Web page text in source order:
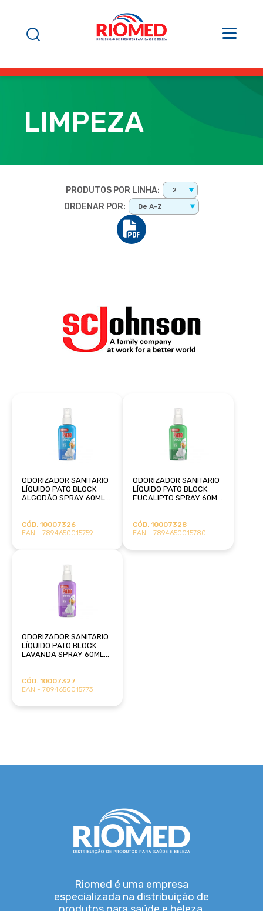
LIMPEZA
PRODUTOS POR LINHA: 2
ORDENAR POR: De A-Z
ODORIZADOR SANITARIO
LÍQUIDO PATO BLOCK
ALGODÃO SPRAY 60ML
CÓD. 10007326
EAN - 7894650015759
ODORIZADOR SANITARIO
LÍQUIDO PATO BLOCK
EUCALIPTO SPRAY 60ML
CÓD. 10007328
EAN - 7894650015780
ODORIZADOR SANITARIO
LÍQUIDO PATO BLOCK
LAVANDA SPRAY 60ML
CÓD. 10007327
EAN - 7894650015773
Riomed é uma empresa
especializada na distribuição de